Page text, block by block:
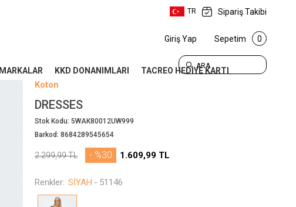
TR Sipariş Takibi
ARA
Giriş Yap Sepetim 0
MARKALAR KKD DONANIMLARI TACREO HEDİYE KARTI
Koton
DRESSES
Stok Kodu:5WAK80012UW999
Barkod:8684289545654
2.299,99TL 1.609,99 TL
- %30
Renkler: SİYAH - 51146